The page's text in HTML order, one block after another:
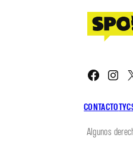
CONTACTOTYC
Algunos